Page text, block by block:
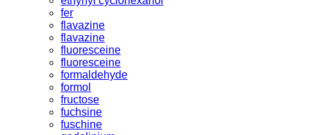
fer
flavazine
flavazine
fluoresceine
fluoresceine
formaldehyde
formol
fructose
fuchsine
fuschine